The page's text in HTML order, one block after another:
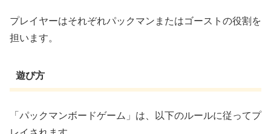
プレイヤーはそれぞれパックマンまたはゴーストの役割を
担います。
遊び方
「パックマンボードゲーム」は、以下のルールに従ってプ